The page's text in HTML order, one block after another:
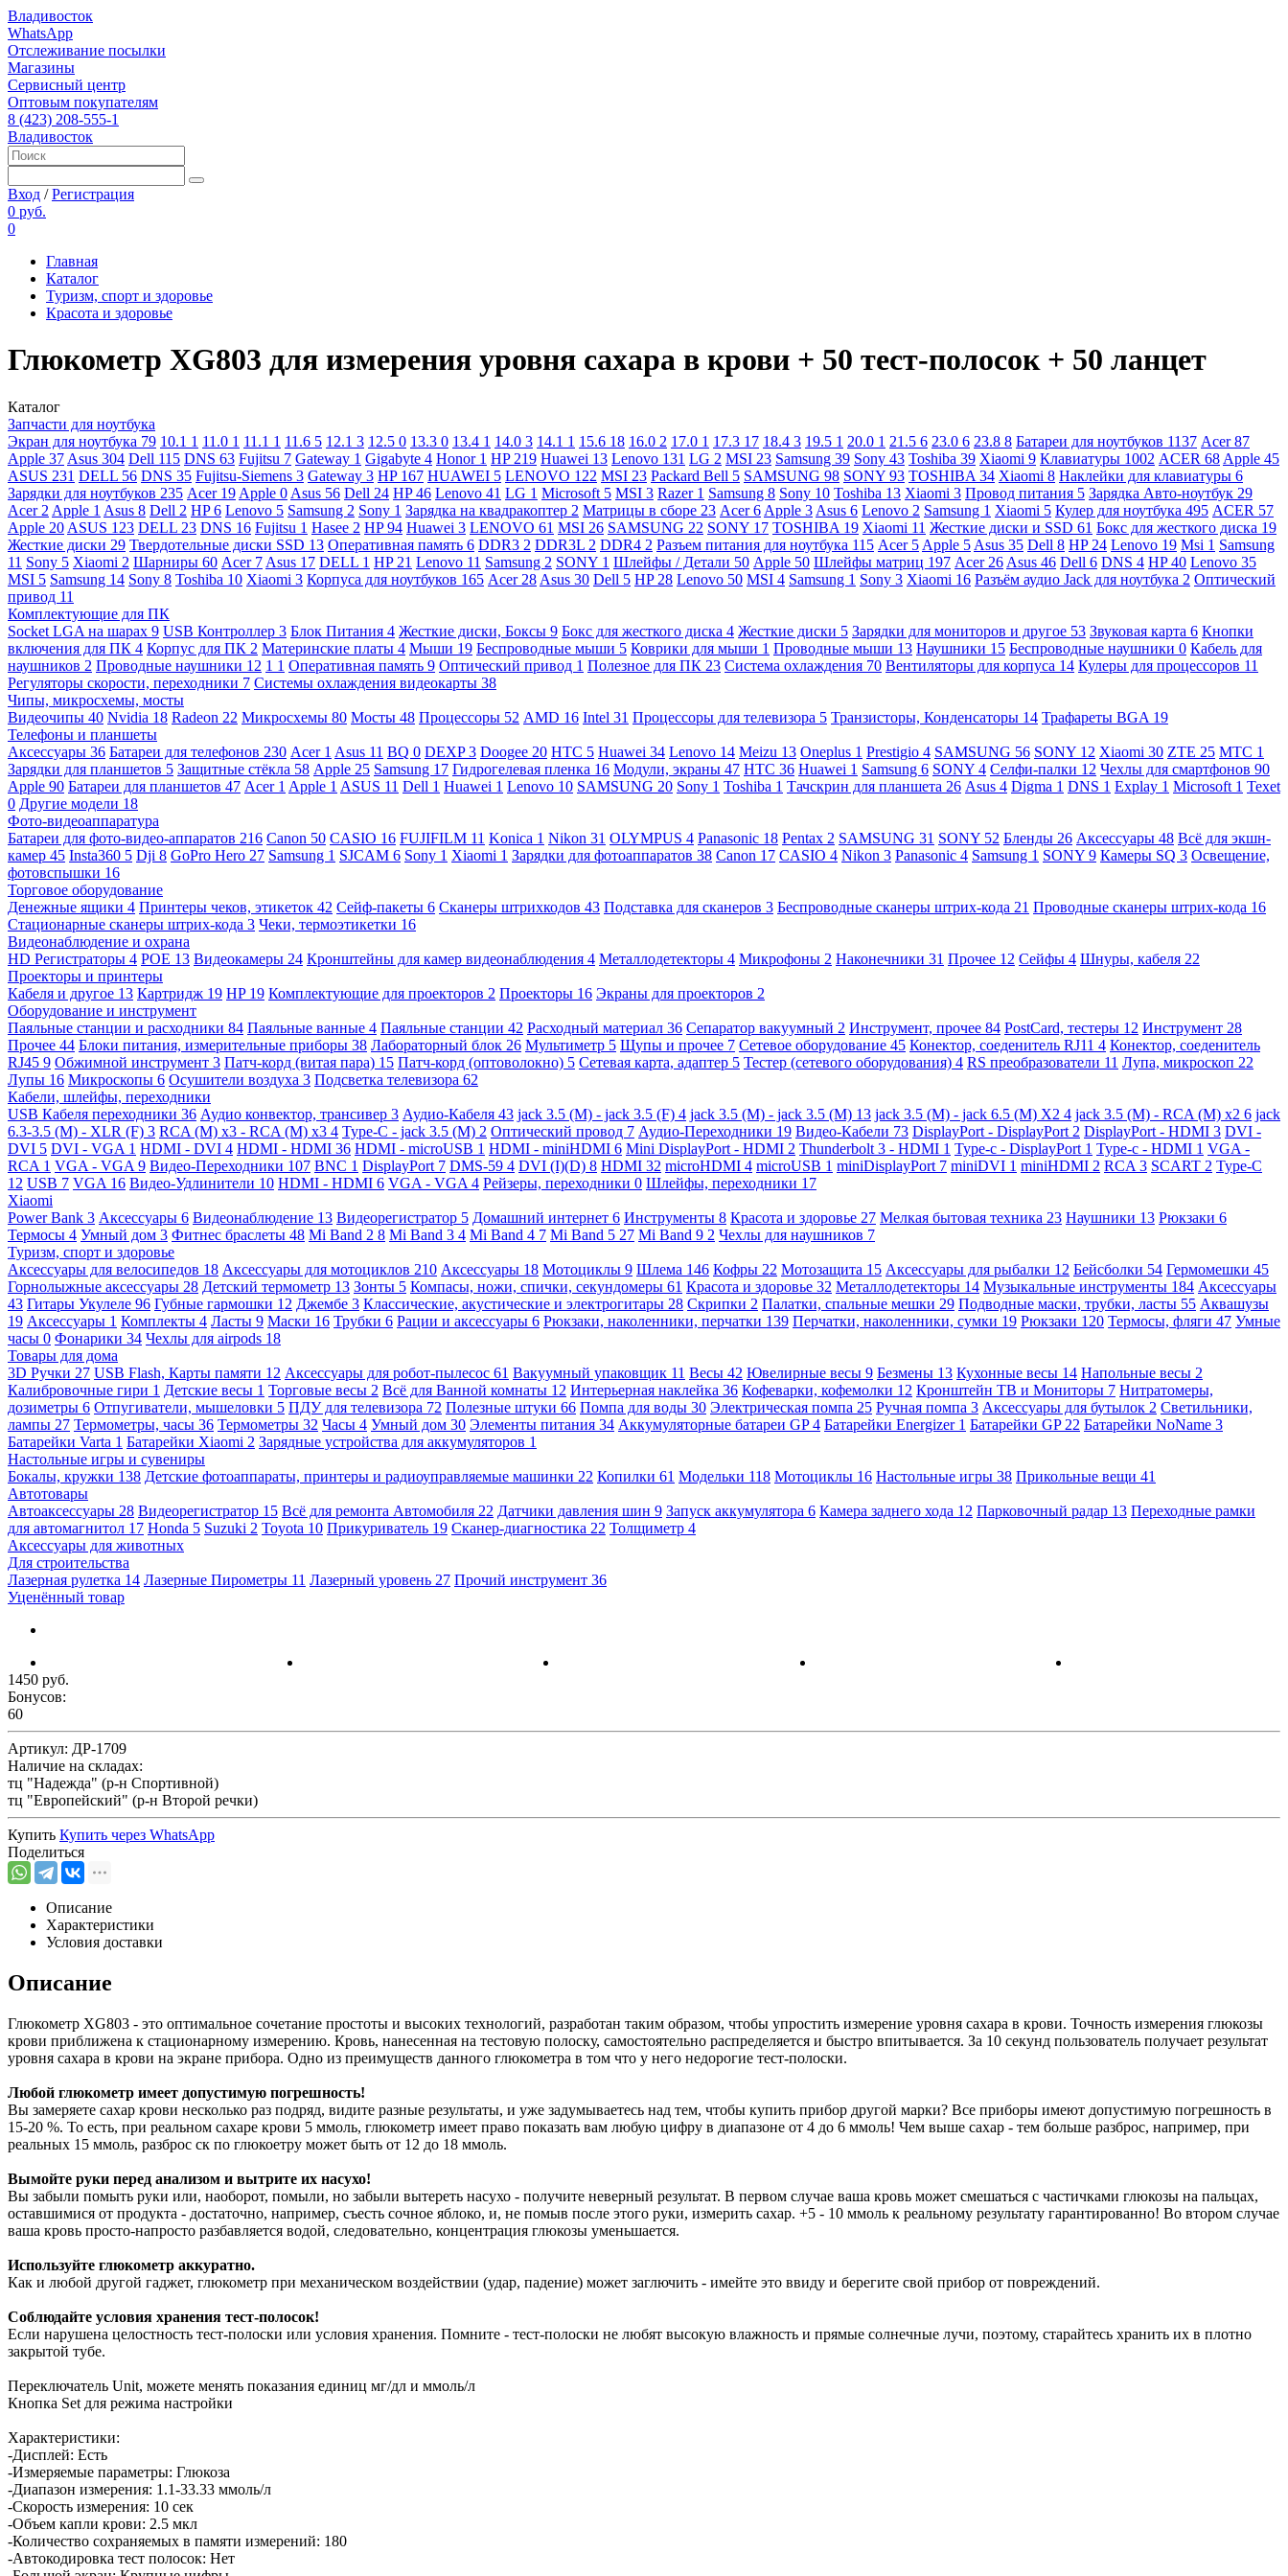
Владивосток
WhatsApp
Отслеживание посылки
Магазины
Сервисный центр
Оптовым покупателям
8 (423) 208-555-1
Владивосток
Вход /Регистрация
0 руб.
0
Главная
Каталог
Туризм, спорт и здоровье
Красота и здоровье
Глюкометр XG803 для измерения уровня сахара в крови + 50 тест-полосок + 50 ланцет
Каталог
Запчасти для ноутбука
Экран для ноутбука 79 10.1 1 11.0 1 11.1 1 11.6 5 12.1 3 12.5 0 13.3 0 13.4 1 14.0 3 14.1 1 15.6 18 16.0 2 17.0 1 17.3 17 18.4 3 19.5 1 20.0 1 21.5 6 23.0 6 23.8 8 Батареи для ноутбуков 1137 Acer87
Apple 37 Asus 304 Dell 115 DNS 63 Fujitsu 7 Gateway 1 Gigabyte 4 Honor 1 HP 219 Huawei 13 Lenovo 131 LG 2 MSI 23 Samsung 39 Sony 43 Toshiba 39 Xiaomi 9 Клавиатуры 1002 ACER 68 Apple 45
ASUS 231 DELL 56 DNS 35 Fujitsu-Siemens 3 Gateway 3 HP 167 HUAWEI 5 LENOVO 122 MSI 23 Packard Bell 5 SAMSUNG 98 SONY 93 TOSHIBA 34 Xiaomi 8 Наклейки для клавиатуры 6
Зарядки для ноутбуков 235 Acer 19 Apple 0 Asus 56 Dell 24 HP46 Lenovo 41 LG 1 Microsoft 5 MSI 3 Razer 1 Samsung 8 Sony 10 Toshiba 13 Xiaomi 3 Провод питания 5 Зарядка Авто-ноутбук 29
Acer 2 Apple 1 Asus 8 Dell 2 HP6 Lenovo 5 Samsung 2 Sony 1 Зарядка на квадракоптер 2 Матрицы в сборе 23 Acer6 Apple 3 Asus 6 Lenovo 2 Samsung 1 Xiaomi 5 Кулер для ноутбука 495 ACER 57
Apple 20 ASUS 123 DELL 23 DNS 16 Fujitsu 1 Hasee 2 HP94 Huawei 3 LENOVO 61 MSI 26 SAMSUNG 22 SONY 17 TOSHIBA 19 Xiaomi 11 Жесткие диски и SSD 61 Бокс для жесткого диска 19
Жесткие диски 29 Твердотельные диски SSD 13 Оперативная память 6 DDR3 2 DDR3L 2 DDR4 2 Разъем питания для ноутбука 115 Acer 5 Apple 5 Asus 35 Dell 8 HP 24 Lenovo 19 Msi 1 Samsung
11 Sony 5 Xiaomi 2 Шарниры 60 Acer 7 Asus 17 DELL 1 HP 21 Lenovo 11 Samsung 2 SONY 1 Шлейфы / Детали 50 Apple 50 Шлейфы матриц 197 Acer 26 Asus 46 Dell 6 DNS 4 HP40 Lenovo 35
MSI 5 Samsung 14 Sony 8 Toshiba 10 Xiaomi 3 Корпуса для ноутбуков 165 Acer 28 Asus 30 Dell 5 HP 28 Lenovo 50 MSI 4 Samsung 1 Sony 3 Xiaomi 16 Разъём аудио Jack для ноутбука 2 Оптический
привод 11
Комплектующие для ПК
Socket LGA на шарах 9 USB Контроллер 3 Блок Питания 4 Жесткие диски, Боксы 9 Бокс для жесткого диска 4 Жесткие диски 5 Зарядки для мониторов и другое 53 Звуковая карта 6 Кнопки
включения для ПК 4 Корпус для ПК 2 Материнские платы 4 Мыши 19 Беспроводные мыши 5 Коврики для мыши 1 Проводные мыши 13 Наушники 15 Беспроводные наушники 0 Кабель для
наушников 2 Проводные наушники 12 1 1 Оперативная память 9 Оптический привод 1 Полезное для ПК 23 Система охлаждения 70 Вентиляторы для корпуса 14 Кулеры для процессоров 11
Регуляторы скорости, переходники 7 Системы охлаждения видеокарты 38
Чипы, микросхемы, мосты
Видеочипы 40 Nvidia 18 Radeon 22 Микросхемы 80 Мосты 48 Процессоры 52 AMD 16 Intel 31 Процессоры для телевизора 5 Транзисторы, Конденсаторы 14 Трафареты BGA 19
Телефоны и планшеты
Аксессуары 36 Батареи для телефонов 230 Acer 1 Asus 11 BQ 0 DEXP3 Doogee 20 HTC 5 Huawei 34 Lenovo 14 Meizu 13 Oneplus 1 Prestigio 4 SAMSUNG 56 SONY 12 Xiaomi 30 ZTE 25 МТС 1
Зарядки для планшетов 5 Защитные стёкла 58 Apple 25 Samsung 17 Гидрогелевая пленка 16 Модули, экраны 47 HTC 36 Huawei 1 Samsung 6 SONY 4 Селфи-палки 12 Чехлы для смартфонов 90
Apple 90 Батареи для планшетов 47 Acer 1 Apple 1 ASUS 11 Dell 1 Huawei 1 Lenovo 10 SAMSUNG 20 Sony 1 Toshiba 1 Тачскрин для планшета 26 Asus 4 Digma 1 DNS 1 Explay 1 Microsoft 1 Texet
0 Другие модели 18
Фото-видеоаппаратура
Батареи для фото-видео-аппаратов 216 Canon 50 CASIO 16 FUJIFILM 11 Konica 1 Nikon 31 OLYMPUS 4 Panasonic 18 Pentax 2 SAMSUNG 31 SONY 52 Бленды 26 Аксессуары 48 Всё для экшн-
камер 45 Insta360 5 Dji 8 GoPro Hero 27 Samsung 1 SJCAM 6 Sony 1 Xiaomi 1 Зарядки для фотоаппаратов 38 Canon 17 CASIO 4 Nikon 3 Panasonic 4 Samsung 1 SONY 9 Камеры SQ 3 Освещение,
фотовспышки 16
Торговое оборудование
Денежные ящики 4 Принтеры чеков, этикеток 42 Сейф-пакеты 6 Сканеры штрихкодов 43 Подставка для сканеров 3 Беспроводные сканеры штрих-кода 21 Проводные сканеры штрих-кода 16
Стационарные сканеры штрих-кода 3 Чеки, термоэтикетки 16
Видеонаблюдение и охрана
HD Регистраторы 4 POE 13 Видеокамеры 24 Кронштейны для камер видеонаблюдения 4 Металлодетекторы 4 Микрофоны 2 Наконечники 31 Прочее 12 Сейфы 4 Шнуры, кабеля 22
Проекторы и принтеры
Кабеля и другое 13 Картридж 19 HP 19 Комплектующие для проекторов 2 Проекторы 16 Экраны для проекторов 2
Оборудование и инструмент
Паяльные станции и расходники 84 Паяльные ванные 4 Паяльные станции 42 Расходный материал 36 Сепаратор вакуумный 2 Инструмент, прочее 84 PostCard, тестеры 12 Инструмент 28
Прочее 44 Блоки питания, измерительные приборы 38 Лабораторный блок 26 Мультиметр 5 Щупы и прочее 7 Сетевое оборудование 45 Конектор, соеденитель RJ11 4 Конектор, соеденитель
RJ45 9 Обжимной инструмент 3 Патч-корд (витая пара) 15 Патч-корд (оптоволокно) 5 Сетевая карта, адаптер 5 Тестер (сетевого оборудования) 4 RS преобразователи 11 Лупа, микроскоп 22
Лупы 16 Микроскопы 6 Осушители воздуха 3 Подсветка телевизора 62
Кабели, шлейфы, переходники
USB Кабеля переходники 36 Аудио конвектор, трансивер 3 Аудио-Кабеля 43 jack 3.5 (M) - jack 3.5 (F) 4 jack 3.5 (M) - jack 3.5 (M) 13 jack 3.5 (M) - jack 6.5 (M) X2 4 jack 3.5 (M) - RCA (M) x2 6 jack
6.3-3.5 (M) - XLR (F) 3 RCA (M) x3 - RCA (M) x3 4 Type-C - jack 3.5 (M) 2 Оптический провод 7 Аудио-Переходники 19 Видео-Кабели 73 DisplayPort - DisplayPort 2 DisplayPort - HDMI 3 DVI -
DVI 5 DVI - VGA 1 HDMI - DVI 4 HDMI - HDMI 36 HDMI - microUSB 1 HDMI - miniHDMI 6 Mini DisplayPort - HDMI 2 Thunderbolt 3 - HDMI 1 Type-c - DisplayPort 1 Type-c - HDMI 1 VGA -
RCA 1 VGA - VGA 9 Видео-Переходники 107 BNC 1 DisplayPort 7 DMS-59 4 DVI (I)(D) 8 HDMI 32 microHDMI 4 microUSB 1 miniDisplayPort 7 miniDVI 1 miniHDMI 2 RCA 3 SCART 2 Type-C
12 USB 7 VGA 16 Видео-Удлинители 10 HDMI - HDMI 6 VGA - VGA 4 Рейзеры, переходники 0 Шлейфы, переходники 17
Xiaomi
Power Bank 3 Аксессуары 6 Видеонаблюдение 13 Видеорегистратор 5 Домашний интернет 6 Инструменты 8 Красота и здоровье 27 Мелкая бытовая техника 23 Наушники 13 Рюкзаки 6
Термосы 4 Умный дом 3 Фитнес браслеты 48 Mi Band 2 8 Mi Band 3 4 Mi Band 4 7 Mi Band 5 27 Mi Band 9 2 Чехлы для наушников 7
Туризм, спорт и здоровье
Аксессуары для велосипедов 18 Аксессуары для мотоциклов 210 Аксессуары 18 Мотоциклы 9 Шлема 146 Кофры 22 Мотозащита 15 Аксессуары для рыбалки 12 Бейсболки 54 Гермомешки 45
Горнолыжные аксессуары 28 Детский термометр 13 Зонты 5 Компасы, ножи, спички, секундомеры 61 Красота и здоровье 32 Металлодетекторы 14 Музыкальные инструменты 184 Аксессуары
43 Гитары Укулеле 96 Губные гармошки 12 Джембе 3 Классические, акустические и электрогитары 28 Скрипки 2 Палатки, спальные мешки 29 Подводные маски, трубки, ласты 55 Аквашузы
19 Аксессуары 1 Комплекты 4 Ласты 9 Маски 16 Трубки 6 Рации и аксессуары 6 Рюкзаки, наколенники, перчатки 139 Перчатки, наколенники, сумки 19 Рюкзаки 120 Термосы, фляги 47 Умные
часы 0 Фонарики 34 Чехлы для airpods 18
Товары для дома
3D Ручки 27 USB Flash, Карты памяти 12 Аксессуары для робот-пылесос 61 Вакуумный упаковщик 11 Весы 42 Ювелирные весы 9 Безмены 13 Кухонные весы 14 Напольные весы 2
Калибровочные гири 1 Детские весы 1 Торговые весы 2 Всё для Ванной комнаты 12 Интерьерная наклейка 36 Кофеварки, кофемолки 12 Кронштейн ТВ и Мониторы 7 Нитратомеры,
дозиметры 6 Отпугиватели, мышеловки 5 ПДУ для телевизора 72 Полезные штуки 66 Помпа для воды 30 Электрическая помпа 25 Ручная помпа 3 Аксессуары для бутылок 2 Светильники,
лампы 27 Термометры, часы 36 Термометры 32 Часы 4 Умный дом 30 Элементы питания 34 Аккумуляторные батареи GP4 Батарейки Energizer 1 Батарейки GP 22 Батарейки NoName 3
Батарейки Varta 1 Батарейки Xiaomi 2 Зарядные устройства для аккумуляторов 1
Настольные игры и сувениры
Бокалы, кружки 138 Детские фотоаппараты, принтеры и радиоуправляемые машинки 22 Копилки 61 Модельки 118 Мотоциклы 16 Настольные игры 38 Прикольные вещи 41
Автотовары
Автоаксессуары 28 Видеорегистратор 15 Всё для ремонта Автомобиля 22 Датчики давления шин 9 Запуск аккумулятора 6 Камера заднего хода 12 Парковочный радар 13 Переходные рамки
для автомагнитол 17 Honda 5 Suzuki 2 Toyota 10 Прикуриватель 19 Сканер-диагностика 22 Толщиметр 4
Аксессуары для животных
Для строительства
Лазерная рулетка 14 Лазерные Пирометры 11 Лазерный уровень 27 Прочий инструмент 36
Уценённый товар
1450 руб.
Бонусов:
60
Артикул: ДР-1709
Наличие на складах:
тц "Надежда" (р-н Спортивной)
тц "Европейский" (р-н Второй речки)
Купить Купить через WhatsApp
Поделиться
Описание
Характеристики
Условия доставки
Описание
Глюкометр XG803 - это оптимальное сочетание простоты и высоких технологий, разработан таким образом, чтобы упростить измерение уровня сахара в крови. Точность измерения глюкозы
крови приближена к стационарному измерению. Кровь, нанесенная на тестовую полоску, самостоятельно распределяется и быстро впитывается. За 10 секунд пользователь получает результат
уровня сахара в крови на экране прибора. Одно из преимуществ данного глюкометра в том что у него недорогие тест-полоски.
Любой глюкометр имеет допустимую погрешность!
Вы замеряете сахар крови несколько раз подряд, видите разные результаты, и уже задумываетесь над тем, чтобы купить прибор другой марки? Все приборы имеют допустимую погрешность в
15-20 %. То есть, при реальном сахаре крови 5 ммоль, глюкометр имеет право показать вам любую цифру в диапазоне от 4 до 6 ммоль! Чем выше сахар - тем больше разброс, например, при
реальных 15 ммоль, разброс ск по глюкоетру может быть от 12 до 18 ммоль.
Вымойте руки перед анализом и вытрите их насухо!
Вы забыли помыть руки или, наоборот, помыли, но забыли вытереть насухо - получите неверный результат. В первом случае ваша кровь может смешаться с частичками глюкозы на пальцах,
оставшимися от продукта - достаточно, например, съесть сочное яблоко, и, не помыв после этого руки, измерить сахар. +5 - 10 ммоль к реальному результату гарантированно! Во втором случае
ваша кровь просто-напросто разбавляется водой, следовательно, концентрация глюкозы уменьшается.
Используйте глюкометр аккуратно.
Как и любой другой гаджет, глюкометр при механическом воздействии (удар, падение) может заглючить - имейте это ввиду и берегите свой прибор от повреждений.
Соблюдайте условия хранения тест-полосок!
Если нарушена целостность тест-полоски или условия хранения. Помните - тест-полоски не любят высокую влажность и прямые солнечные лучи, поэтому, старайтесь хранить их в плотно
закрытой тубе.
Переключатель Unit, можете менять показания единиц мг/дл и ммоль/л
Кнопка Set для режима настройки
Характеристики:
-Дисплей: Есть
-Измеряемые параметры: Глюкоза
-Диапазон измерения: 1.1-33.33 ммоль/л
-Скорость измерения: 10 сек
-Объем капли крови: 2.5 мкл
-Количество сохраняемых в памяти измерений: 180
-Автокодировка тест полосок: Нет